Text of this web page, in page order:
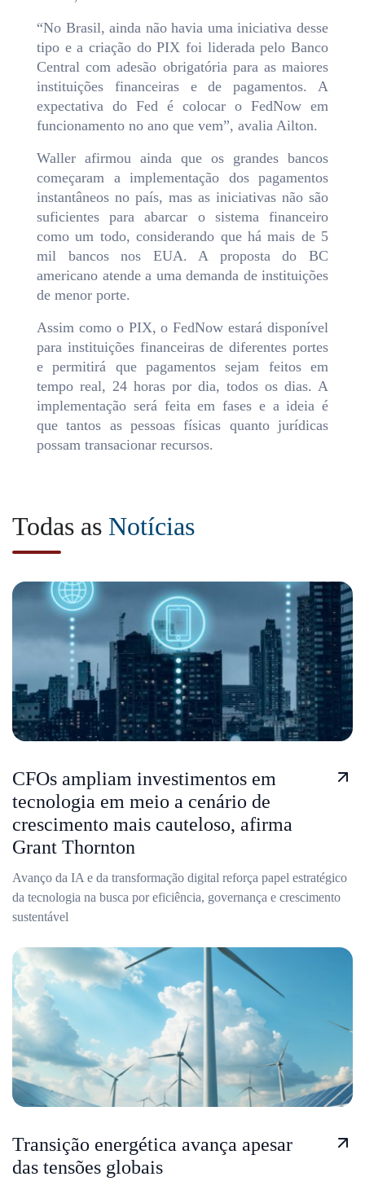
“No Brasil, ainda não havia uma iniciativa desse
tipo e a criação do PIX foi liderada pelo Banco
Central com adesão obrigatória para as maiores
instituições financeiras e de pagamentos. A
expectativa do Fed é colocar o FedNow em
funcionamento no ano que vem”, avalia Ailton.
Waller afirmou ainda que os grandes bancos
começaram a implementação dos pagamentos
instantâneos no país, mas as iniciativas não são
suficientes para abarcar o sistema financeiro
como um todo, considerando que há mais de 5
mil bancos nos EUA. A proposta do BC
americano atende a uma demanda de instituições
de menor porte.
Assim como o PIX, o FedNow estará disponível
para instituições financeiras de diferentes portes
e permitirá que pagamentos sejam feitos em
tempo real, 24 horas por dia, todos os dias. A
implementação será feita em fases e a ideia é
que tantos as pessoas físicas quanto jurídicas
possam transacionar recursos.
Todas as Notícias
CFOs ampliam investimentos em
tecnologia em meio a cenário de
crescimento mais cauteloso, afirma
Grant Thornton
Avanço da IA e da transformação digital reforça papel estratégico
da tecnologia na busca por eficiência, governança e crescimento
sustentável
Transição energética avança apesar
das tensões globais